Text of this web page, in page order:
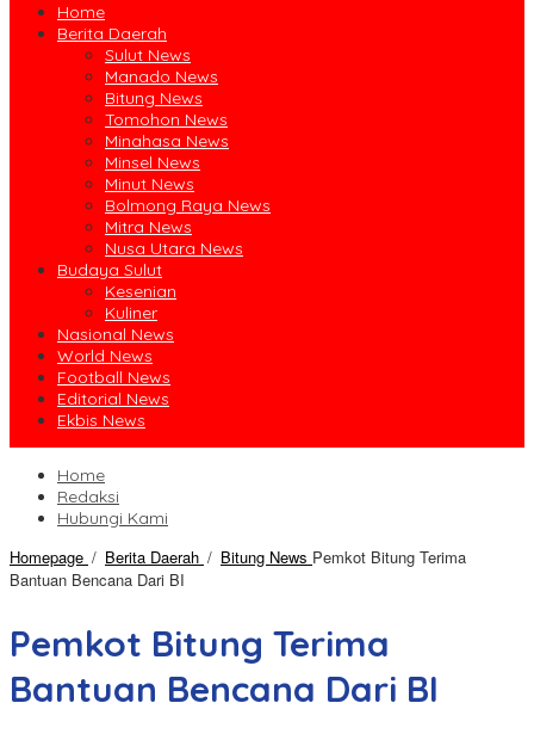
Home
Berita Daerah
Sulut News
Manado News
Bitung News
Tomohon News
Minahasa News
Minsel News
Minut News
Bolmong Raya News
Mitra News
Nusa Utara News
Budaya Sulut
Kesenian
Kuliner
Nasional News
World News
Football News
Editorial News
Ekbis News
Home
Redaksi
Hubungi Kami
Homepage / Berita Daerah / Bitung News Pemkot Bitung Terima
Bantuan Bencana Dari BI
Pemkot Bitung Terima
Bantuan Bencana Dari BI